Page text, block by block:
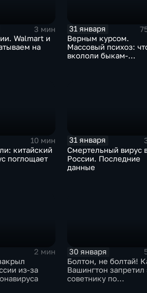
3 мин
Walmart и
на
31 января
Верным курсом.
Массовый психоз:
вкололи быкам-
10 мин
китайский
поглощает
31 января
Смертельный вирус
России. Последние
данные
2 мин
из-за
30 января
Болтон, не болтай!
Вашингтон запретил
советнику по